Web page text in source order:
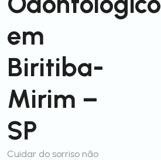
em
Biritiba-
Mirim –
SP
Cuidar do sorriso não